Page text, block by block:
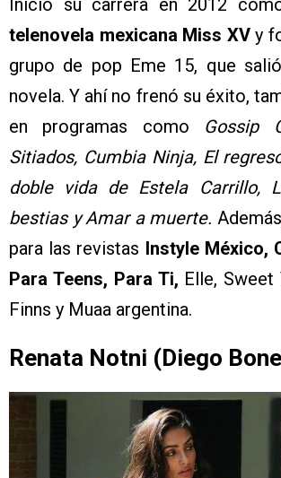
Inició su carrera en 2012
telenovela mexicana Miss XVy
grupo de pop Eme 15, que
novela. Y ahí no frenó su éxito,
en programas como Gossip
Sitiados, Cumbia Ninja, El
doble vida de Estela Carrillo,
bestias y Amar a muerte.
para las revistas Instyle México,
Para Teens, Para Ti, Elle,
Finns y Muaa argentina.
Renata Notni (Diego